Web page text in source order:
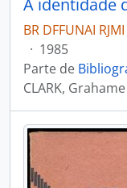
BR DFFUNAI
· 1985
Parte de
CLARK, Grahame